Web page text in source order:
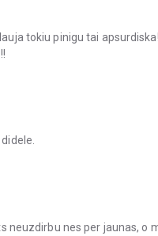
tokiu pinigu tai
neuzdirbu nes per jaunas, o